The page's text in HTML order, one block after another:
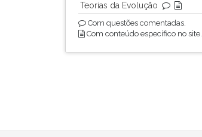
Teorias da Evolução
Com questões comentadas.
Com conteúdo específico no site.